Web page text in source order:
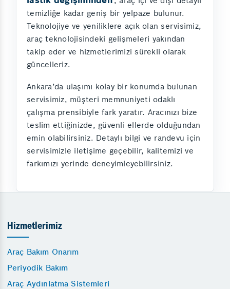
temizliğe kadar geniş bir yelpaze bulunur.
Teknolojiye ve yeniliklere açık olan servisimiz,
araç teknolojisindeki gelişmeleri yakından
takip eder ve hizmetlerimizi sürekli olarak
güncelleriz.
Ankara’da ulaşımı kolay bir konumda bulunan
servisimiz, müşteri memnuniyeti odaklı
çalışma prensibiyle fark yaratır. Aracınızı bize
teslim ettiğinizde, güvenli ellerde olduğundan
emin olabilirsiniz. Detaylı bilgi ve randevu için
servisimizle iletişime geçebilir, kalitemizi ve
farkımızı yerinde deneyimleyebilirsiniz.
Hizmetlerimiz
Araç Bakım Onarım
Periyodik Bakım
Araç Aydınlatma Sistemleri